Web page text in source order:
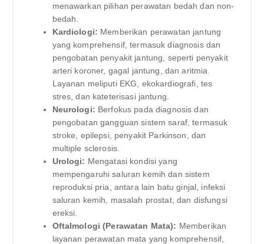
menawarkan pilihan perawatan bedah dan non-
bedah.
Kardiologi: Memberikan perawatan jantung
yang komprehensif, termasuk diagnosis dan
pengobatan penyakit jantung, seperti penyakit
arteri koroner, gagal jantung, dan aritmia.
Layanan meliputi EKG, ekokardiografi, tes
stres, dan kateterisasi jantung.
Neurologi: Berfokus pada diagnosis dan
pengobatan gangguan sistem saraf, termasuk
stroke, epilepsi, penyakit Parkinson, dan
multiple sclerosis.
Urologi: Mengatasi kondisi yang
mempengaruhi saluran kemih dan sistem
reproduksi pria, antara lain batu ginjal, infeksi
saluran kemih, masalah prostat, dan disfungsi
ereksi.
Oftalmologi (Perawatan Mata): Memberikan
layanan perawatan mata yang komprehensif,